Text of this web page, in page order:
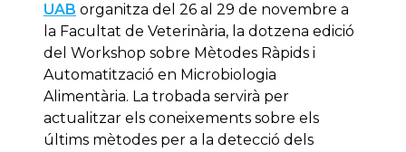
UAB organitza del 26 al 29 de novembre a
la Facultat de Veterinària, la dotzena edició
del Workshop sobre Mètodes Ràpids i
Automatització en Microbiologia
Alimentària. La trobada servirà per
actualitzar els coneixements sobre els
últims mètodes per a la detecció dels